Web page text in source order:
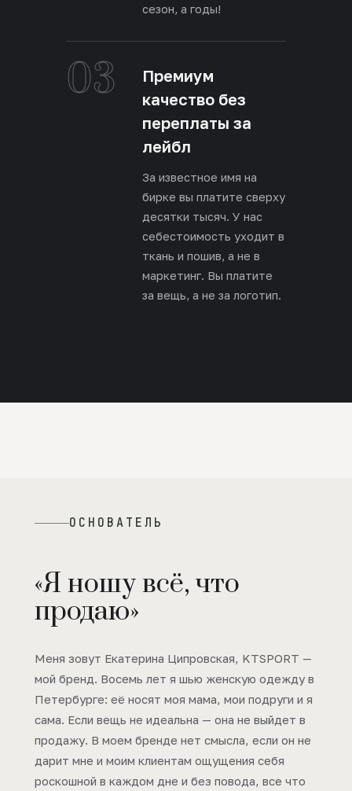
сезон, а годы!
03
Премиум
качество без
переплаты за
лейбл
За известное имя на
бирке вы платите сверху
десятки тысяч. У нас
себестоимость уходит в
ткань и пошив, а не в
маркетинг. Вы платите
за вещь, а не за логотип.
ОСНОВАТЕЛЬ
«Я ношу всё, что
продаю»
Меня зовут Екатерина Ципровская, KTSPORT —
мой бренд. Восемь лет я шью женскую одежду в
Петербурге: её носят моя мама, мои подруги и я
сама. Если вещь не идеальна — она не выйдет в
продажу. В моем бренде нет смысла, если он не
дарит мне и моим клиентам ощущения себя
роскошной в каждом дне и без повода, все что